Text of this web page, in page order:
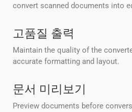
convert scanned documents into
고품질 출력
Maintain the quality of the
accurate formatting and layout.
문서 미리보기
Preview documents before